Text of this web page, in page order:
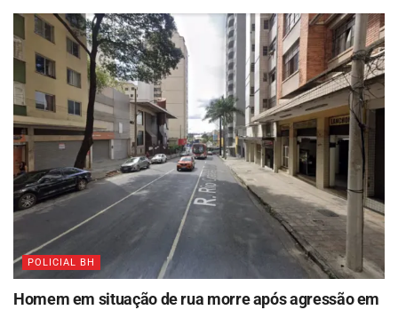
POLICIAL BH
Homem em situação de rua morre após agressão em